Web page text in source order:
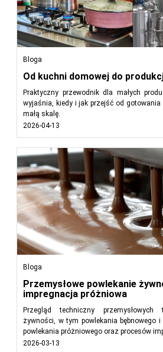
Bloga
Od kuchni domowej do
Praktyczny przewodnik dla małych
wyjaśnia, kiedy i jak przejść od
małą skalę.
2026-04-13
Bloga
Przemysłowe powlekanie
impregnacja próżniowa
Przegląd techniczny przemysłowych
żywności, w tym powlekania bębnowego
powlekania próżniowego oraz procesów
2026-03-13